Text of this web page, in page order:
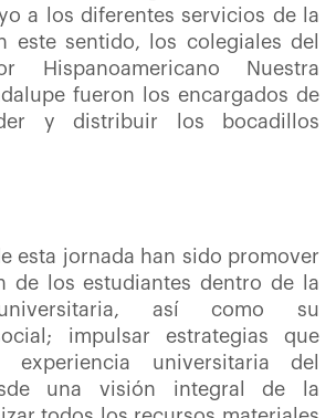
a los diferentes servicios de la
este sentido, los colegiales del
Hispanoamericano Nuestra
fueron los encargados de
y distribuir los bocadillos
esta jornada han sido promover
de los estudiantes dentro de la
así como su
impulsar estrategias que
experiencia universitaria del
una visión integral de la